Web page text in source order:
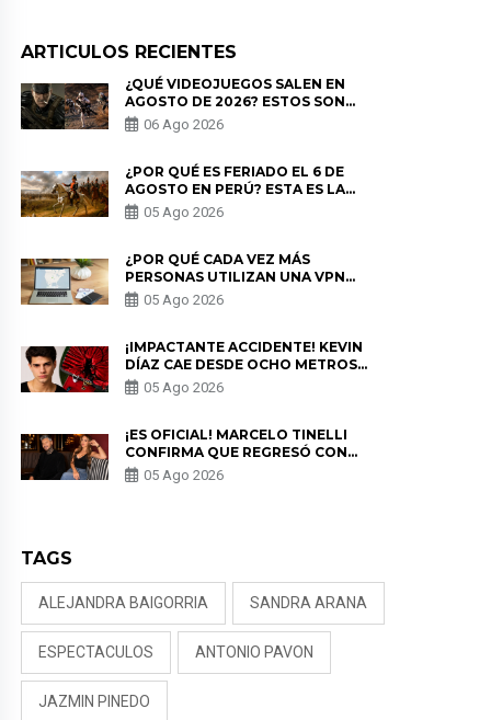
ARTICULOS RECIENTES
¿QUÉ VIDEOJUEGOS SALEN EN
AGOSTO DE 2026? ESTOS SON
LOS ESTRENOS MÁS ESPERADOS
06 Ago 2026
¿POR QUÉ ES FERIADO EL 6 DE
AGOSTO EN PERÚ? ESTA ES LA
HISTORIA
05 Ago 2026
¿POR QUÉ CADA VEZ MÁS
PERSONAS UTILIZAN UNA VPN
PARA PROTEGER SU
PRIVACIDAD?
05 Ago 2026
¡IMPACTANTE ACCIDENTE! KEVIN
DÍAZ CAE DESDE OCHO METROS
EN “ESTO ES GUERRA” Y GENERA
PREOCUPACIÓN
05 Ago 2026
¡ES OFICIAL! MARCELO TINELLI
CONFIRMA QUE REGRESÓ CON
MILETT FIGUEROA: “EL AMOR
PUDO MÁS”
05 Ago 2026
TAGS
ALEJANDRA BAIGORRIA SANDRA ARANA
ESPECTACULOS ANTONIO PAVON
JAZMIN PINEDO